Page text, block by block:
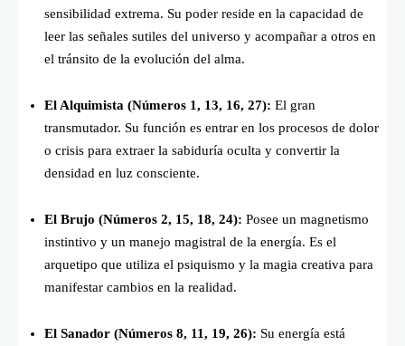
sensibilidad extrema. Su poder reside en la capacidad de
leer las señales sutiles del universo y acompañar a otros en
el tránsito de la evolución del alma.
El Alquimista (Números 1, 13, 16, 27): El gran
transmutador. Su función es entrar en los procesos de dolor
o crisis para extraer la sabiduría oculta y convertir la
densidad en luz consciente.
El Brujo (Números 2, 15, 18, 24): Posee un magnetismo
instintivo y un manejo magistral de la energía. Es el
arquetipo que utiliza el psiquismo y la magia creativa para
manifestar cambios en la realidad.
El Sanador (Números 8, 11, 19, 26): Su energía está